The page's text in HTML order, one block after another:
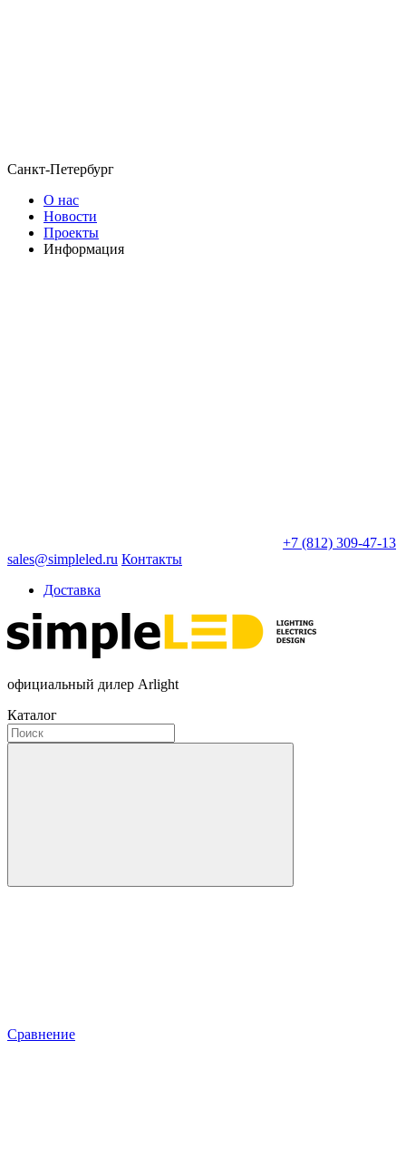
Санкт-Петербург
О нас
Новости
Проекты
Информация
+7 (812) 309-47-13
sales@simpleled.ru Контакты
Доставка
официальный дилер Arlight
Каталог
Сравнение